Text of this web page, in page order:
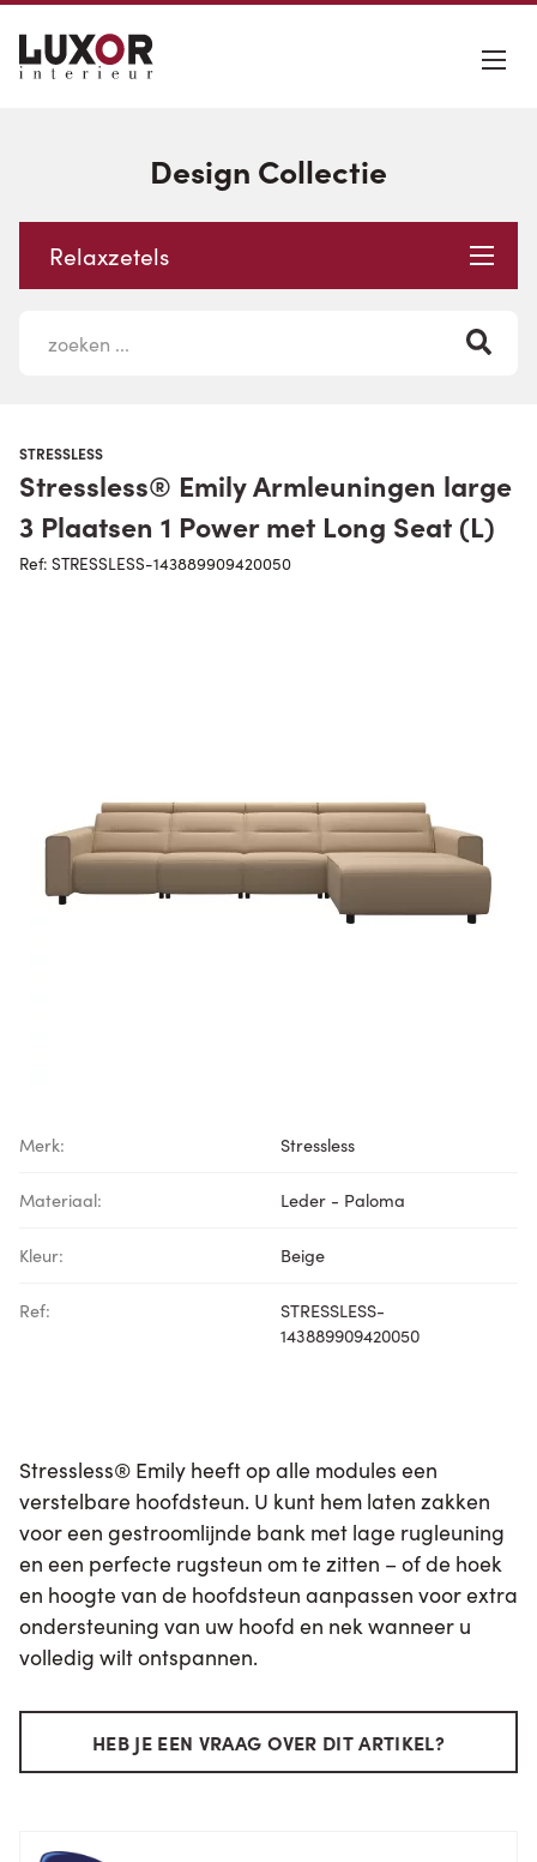
Design Collectie
Relaxzetels
STRESSLESS
Stressless® Emily Armleuningen large
3 Plaatsen 1 Power met Long Seat (L)
Ref: STRESSLESS-143889909420050
Merk: Stressless
Materiaal: Leder - Paloma
Kleur: Beige
Ref:
STRESSLESS-
143889909420050
Stressless® Emily heeft op alle modules een
verstelbare hoofdsteun. U kunt hem laten zakken
voor een gestroomlijnde bank met lage rugleuning
en een perfecte rugsteun om te zitten – of de hoek
en hoogte van de hoofdsteun aanpassen voor extra
ondersteuning van uw hoofd en nek wanneer u
volledig wilt ontspannen.
HEB JE EEN VRAAG OVER DIT ARTIKEL?